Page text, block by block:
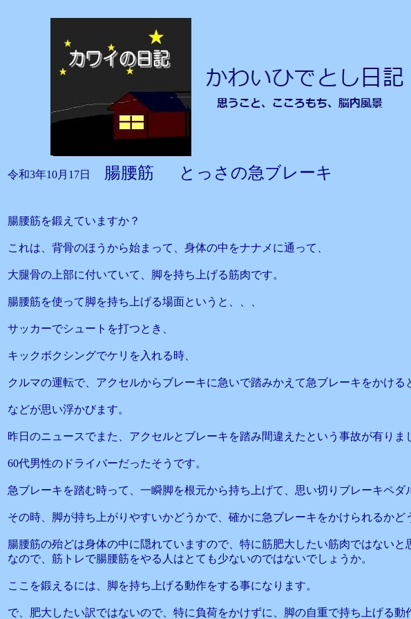
令和3年10月17日 腸腰筋 とっさの急ブレーキ
腸腰筋を鍛えていますか？
これは、背骨のほうから始まって、身体の中をナナメに通って、
大腿骨の上部に付いていて、脚を持ち上げる筋肉です。
腸腰筋を使って脚を持ち上げる場面というと、、、
サッカーでシュートを打つとき、
キックボクシングでケリを入れる時、
クルマの運転で、アクセルからブレーキに急いで踏みかえて急ブレーキをかける
などが思い浮かびます。
昨日のニュースでまた、アクセルとブレーキを踏み間違えたという事故が有りま
60代男性のドライバーだったそうです。
急ブレーキを踏む時って、一瞬脚を根元から持ち上げて、思い切りブレーキペダ
その時、脚が持ち上がりやすいかどうかで、確かに急ブレーキをかけられるか
腸腰筋の殆どは身体の中に隠れていますので、特に筋肥大したい筋肉ではないと
なので、筋トレで腸腰筋をやる人はとても少ないのではないでしょうか。
ここを鍛えるには、脚を持ち上げる動作をする事になります。
で、肥大したい訳ではないので、特に負荷をかけずに、脚の自重で持ち上げる動